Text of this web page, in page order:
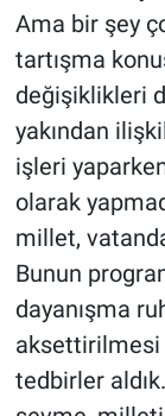
Ama bir şey
tartışma
değişiklikleri
yakından
işleri
olarak
millet,
Bunun
dayanışma
aksettirilmesi
tedbirler